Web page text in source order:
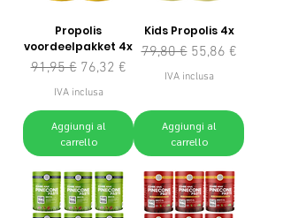
Propolis
voordeelpakket 4x
Prezzo regolare
91,95 € Prezzo scontato
76,32 €
IVA inclusa
Aggiungi al
carrello
Kids Propolis 4x
Prezzo regolare
79,80 € Prezzo scontato
55,86 €
IVA inclusa
Aggiungi al
carrello